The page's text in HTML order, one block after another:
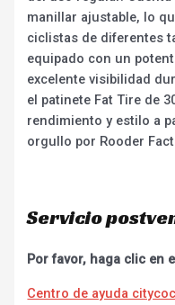
manillar ajustable, lo
ciclistas de diferentes
equipado con un
excelente visibilidad
el patinete Fat Tire de
rendimiento y estilo a
orgullo por Rooder
Servicio
Por favor, haga clic en
Centro de ayuda